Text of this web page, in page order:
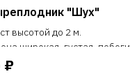
"Шух"
высотой до 2 м.
широкая, густая, побеги
₽